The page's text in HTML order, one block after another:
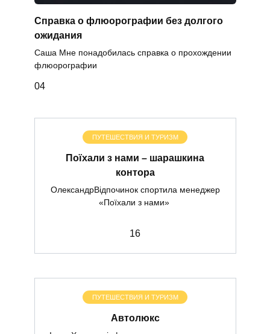
Справка о флюорографии без долгого
ожидания
Саша Мне понадобилась справка о прохождении
флюорографии
04
ПУТЕШЕСТВИЯ И ТУРИЗМ
Поїхали з нами – шарашкина
контора
ОлександрВідпочинок спортила менеджер
«Поїхали з нами»
16
ПУТЕШЕСТВИЯ И ТУРИЗМ
Автолюкс